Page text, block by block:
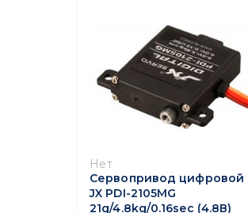
Нет
Сервопривод цифровой
JX PDI-2105MG
21g/4.8kg/0.16sec (4.8В)